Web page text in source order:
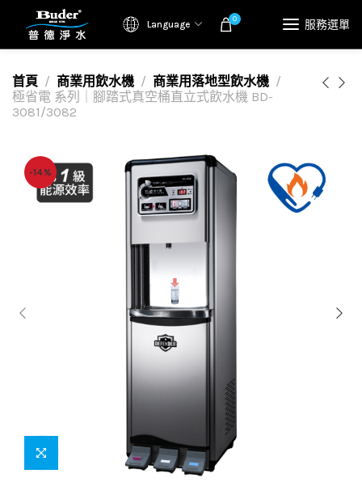
Language 0 服務選單
首頁 商業用飲水機
商業用落地型飲水機
極省電 系列｜腳踏式真空桶直立式飲水機 BD-
3081/3082
-14%